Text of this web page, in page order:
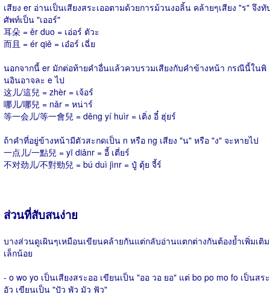
เสียง er อ่านเป็นเสียงสระเออตามด้วยการม้วนงอลิ้น คล้ายๆเสียง "ร" จึงทั
ศัพท์เป็น "เออร์"
耳朵 = ěr duo = เอ่อร์ ตัวะ
而且 = ér qiě = เอ๋อร์ เฉี่ย
นอกจากนี้ er มักต่อท้ายคำอื่นแล้วควบรวมเสียงกับคำข้างหน้า กรณีนี้ในพิ
นอินอาจละ e ไป
这儿/這兒 = zhèr = เจ้อร์
哪儿/哪兒 = nǎr = หน่าร์
等一会儿/等一會兒 = děng yí huìr = เติ่ง อี๋ ฮุ่ยร์
ถ้าคำที่อยู่ข้างหน้ามีตัวสะกดเป็น n หรือ ng เสียง "น" หรือ "ง" จะหายไป
一点儿/一點兒 = yī diǎnr = อี้ เตี่ยร์
不对劲儿/不對勁兒 = bú duì jìnr = ปู๋ ตุ้ย จี้ร์
ส่วนที่สับสนง่าย
บางส่วนดูเผินๆเหมือนเขียนคล้ายกันแต่กลับอ่านแตกต่างกันต้องย้ำเพิ่มเติม
เล็กน้อย
- o wo yo เป็นเสียงสระออ เขียนเป็น "ออ วอ ยอ" แต่ bo po mo fo เป็นสระ
อัว เขียนเป็น "ปัว พัว มัว ฟัว"